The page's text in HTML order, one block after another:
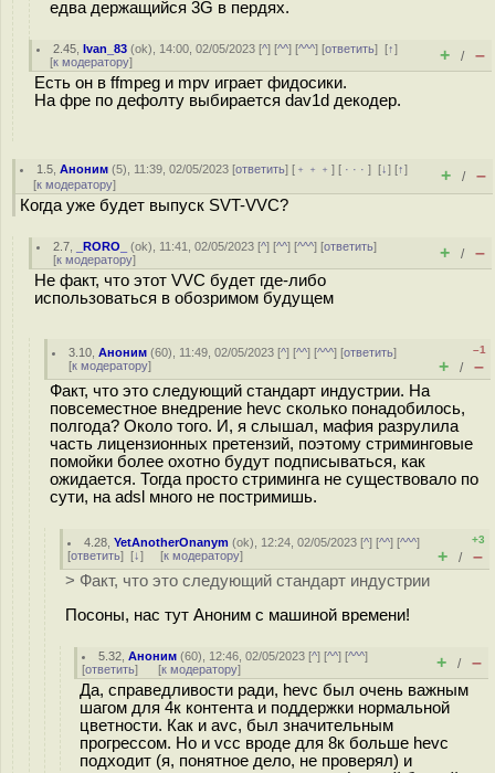
едва держащийся 3G в пердях.
2.45 ,Ivan_83 (ok), 14:00, 02/05/2023 [^] [^^] [^^^] [ответить][↑]
[к модератору] + / –
Есть он в ffmpeg и mpv играет фидосики.
На фре по дефолту выбирается dav1d декодер.
1.5 ,Аноним (5), 11:39, 02/05/2023 [ответить] [ ﹢﹢﹢] [ · · ·][↓] [↑]
[к модератору] + / –
Когда уже будет выпуск SVT-VVC?
2.7 _RORO_ (ok), 11:41, 02/05/2023 [^] [^^] [^^^] [ответить]
[к модератору] + / –
Не факт, что этот VVC будет где-либо
использоваться в обозримом будущем
3.10 ,Аноним (60), 11:49, 02/05/2023 [^] [^^] [^^^] [ответить]
[к модератору]
–1
+ / –
Факт, что это следующий стандарт индустрии. На
повсеместное внедрение hevc сколько понадобилось,
полгода? Около того. И, я слышал, мафия разрулила
часть лицензионных претензий, поэтому стриминговые
помойки более охотно будут подписываться, как
ожидается. Тогда просто стриминга не существовало по
сути, на adsl много не постримишь.
4.28 ,YetAnotherOnanym (ok), 12:24, 02/05/2023 [^] [^^] [^^^]
[ответить] [↓] [к модератору]
+3
+ / –
> Факт, что это следующий стандарт индустрии
Посоны, нас тут Аноним с машиной времени!
5.32 ,Аноним (60), 12:46, 02/05/2023 [^] [^^] [^^^]
[ответить] [к модератору] + / –
Да, справедливости ради, hevc был очень важным
шагом для 4к контента и поддержки нормальной
цветности. Как и avc, был значительным
прогрессом. Но и vcc вроде для 8к больше hevc
подходит (я, понятное дело, не проверял) и